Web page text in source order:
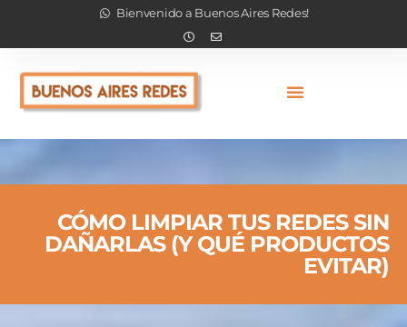
Bienvenido a Buenos Aires Redes!
CÓMO LIMPIAR TUS REDES SIN
DAÑARLAS (Y QUÉ PRODUCTOS
EVITAR)